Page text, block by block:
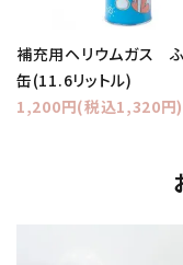
補充用ヘリウムガス
缶(11.6リットル)
1,200円(税込1,320円)